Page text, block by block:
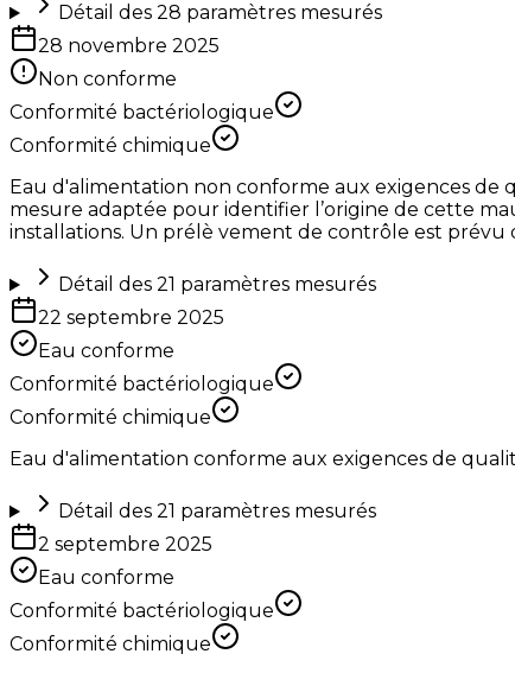
Détail des 28 paramètres mesurés
28 novembre 2025
Non conforme
Conformité bactériologique
Conformité chimique
Eau d'alimentation non conforme aux exigences
mesure adaptée pour identifier l’origine de cette
installations. Un prélè vement de contrôle est prévu
Détail des 21 paramètres mesurés
22 septembre 2025
Eau conforme
Conformité bactériologique
Conformité chimique
Eau d'alimentation conforme aux exigences de
Détail des 21 paramètres mesurés
2 septembre 2025
Eau conforme
Conformité bactériologique
Conformité chimique